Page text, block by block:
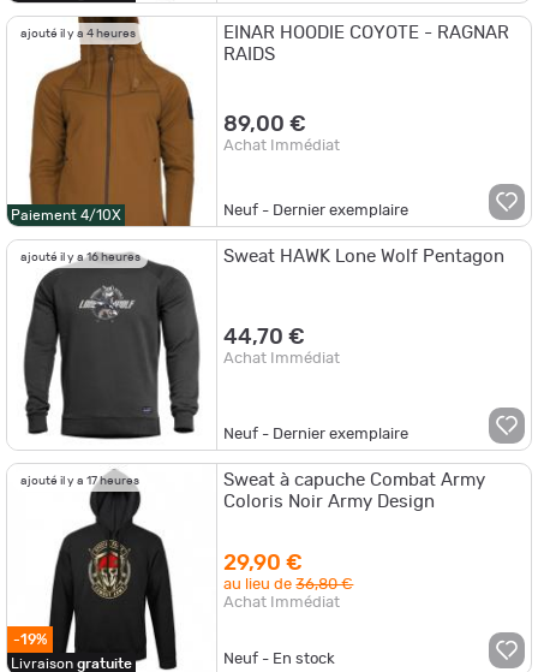
ajouté il y a 4 heures
Paiement 4/10X
EINAR HOODIE COYOTE - RAGNAR
RAIDS
89,00 €
Achat Immédiat
Neuf - Dernier exemplaire
ajouté il y a 16 heures Sweat HAWK Lone Wolf Pentagon
44,70 €
Achat Immédiat
Neuf - Dernier exemplaire
ajouté il y a 17 heures
-19%
Livraison gratuite
Sweat à capuche Combat Army
Coloris Noir Army Design
29,90 €
au lieu de36,80 €
Achat Immédiat
Neuf - En stock